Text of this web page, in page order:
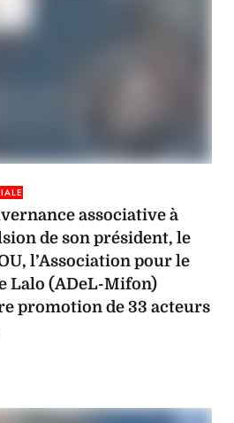
associative à
de son président, le
l’Association pour le
Lalo (ADeL-Mifon)
promotion de 33 acteurs